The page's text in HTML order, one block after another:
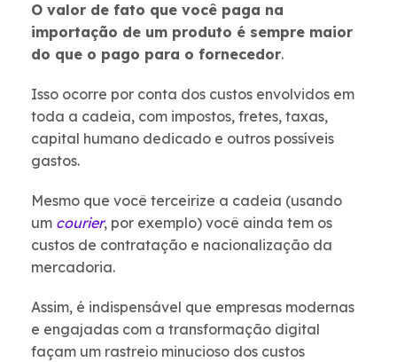
O valor de fato que você paga na
importação de um produto é sempre maior
do que o pago para o fornecedor.
Isso ocorre por conta dos custos envolvidos em
toda a cadeia, com impostos, fretes, taxas,
capital humano dedicado e outros possíveis
gastos.
Mesmo que você terceirize a cadeia (usando
um courier, por exemplo) você ainda tem os
custos de contratação e nacionalização da
mercadoria.
Assim, é indispensável que empresas modernas
e engajadas com a transformação digital
façam um rastreio minucioso dos custos